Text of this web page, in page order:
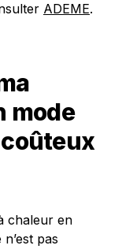
ADEME.
mode
chaleur en
pas